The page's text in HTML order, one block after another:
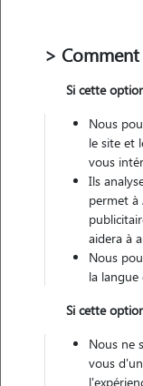
Véhiculé
L'envoi
j'adore passer du
grandes
bien équilibré et non
>
Si cette
Nous
le site et
vous
Ils
permet à
aidera à
Nous
la langue
Si cette
Nous ne
vous